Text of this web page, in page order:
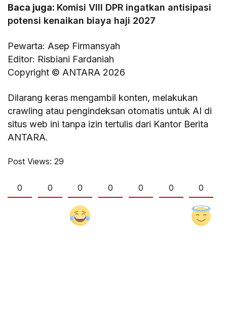
Baca juga: Komisi VIII DPR ingatkan antisipasi
potensi kenaikan biaya haji 2027
Pewarta: Asep Firmansyah
Editor: Risbiani Fardaniah
Copyright © ANTARA 2026
Dilarang keras mengambil konten, melakukan
crawling atau pengindeksan otomatis untuk AI di
situs web ini tanpa izin tertulis dari Kantor Berita
ANTARA.
Post Views: 29
0 0 0 0 0 0 0